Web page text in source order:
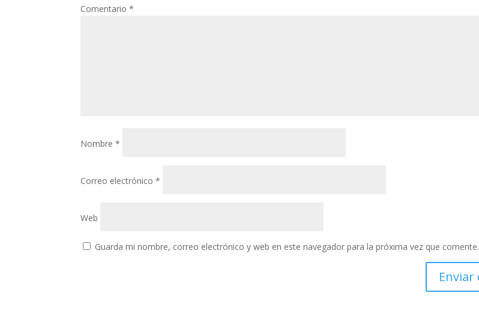
Comentario*
Nombre*
Correo electrónico*
Web
Guarda mi nombre, correo electrónico y web en este navegador para la próxima vez que comente.